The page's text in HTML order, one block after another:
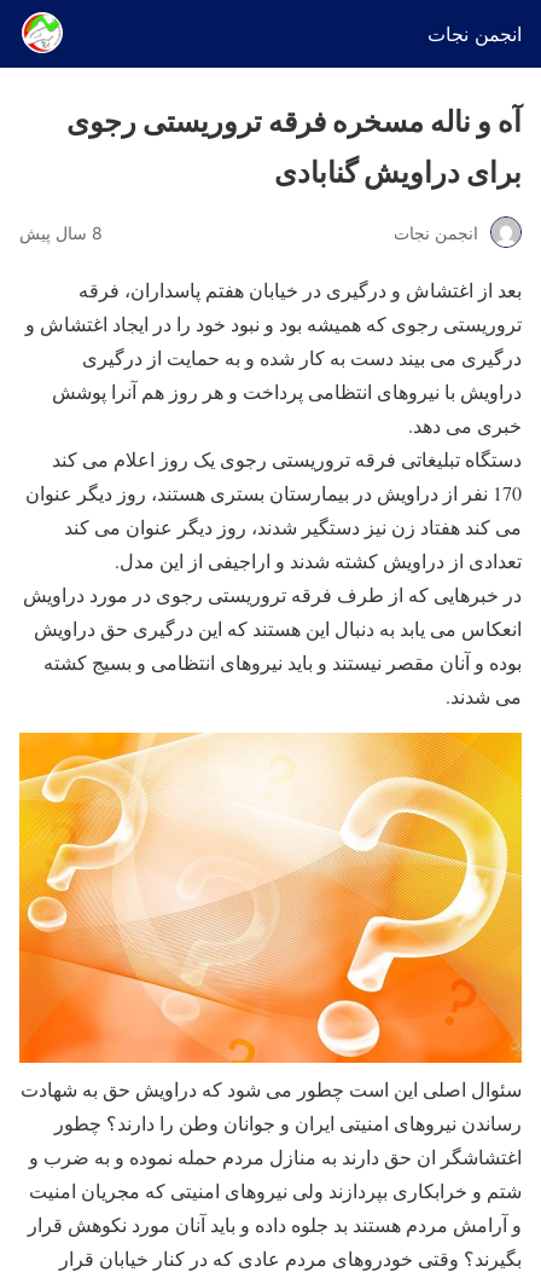
انجمن نجات
آه و ناله مسخره فرقه تروریستی رجوی
برای دراویش گنابادی
انجمن نجات 8 سال پیش
بعد از اغتشاش و درگیری در خیابان هفتم پاسداران، فرقه
تروریستی رجوی که همیشه بود و نبود خود را در ایجاد اغتشاش و
درگیری می بیند دست به کار شده و به حمایت از درگیری
دراویش با نیروهای انتظامی پرداخت و هر روز هم آنرا پوشش
خبری می دهد.
دستگاه تبلیغاتی فرقه تروریستی رجوی یک روز اعلام می کند
170 نفر از دراویش در بیمارستان بستری هستند، روز دیگر عنوان
می کند هفتاد زن نیز دستگیر شدند، روز دیگر عنوان می کند
تعدادی از دراویش کشته شدند و اراجیفی از این مدل.
در خبرهایی که از طرف فرقه تروریستی رجوی در مورد دراویش
انعکاس می یابد به دنبال این هستند که این درگیری حق دراویش
بوده و آنان مقصر نیستند و باید نیروهای انتظامی و بسیج کشته
می شدند.
سئوال اصلی این است چطور می شود که دراویش حق به شهادت
رساندن نیروهای امنیتی ایران و جوانان وطن را دارند؟ چطور
اغتشاشگر ان حق دارند به منازل مردم حمله نموده و به ضرب و
شتم و خرابکاری بپردازند ولی نیروهای امنیتی که مجریان امنیت
و آرامش مردم هستند بد جلوه داده و باید آنان مورد نکوهش قرار
بگیرند؟ وقتی خودروهای مردم عادی که در کنار خیابان قرار